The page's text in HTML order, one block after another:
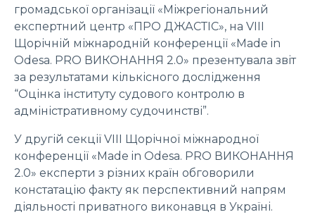
громадської організації «Міжрегіональний
експертний центр «ПРО ДЖАСТІС», на VIII
Щорічній міжнародній конференції «Made in
Odesa. PRO ВИКОНАННЯ 2.0» презентувала звіт
за результатами кількісного дослідження
“Оцінка інституту судового контролю в
адміністративному судочинстві”.
У другій секції VIII Щорічної міжнародної
конференції «Made in Odesa. PRO ВИКОНАННЯ
2.0» експерти з різних країн обговорили
констатацію факту як перспективний напрям
діяльності приватного виконавця в Україні.